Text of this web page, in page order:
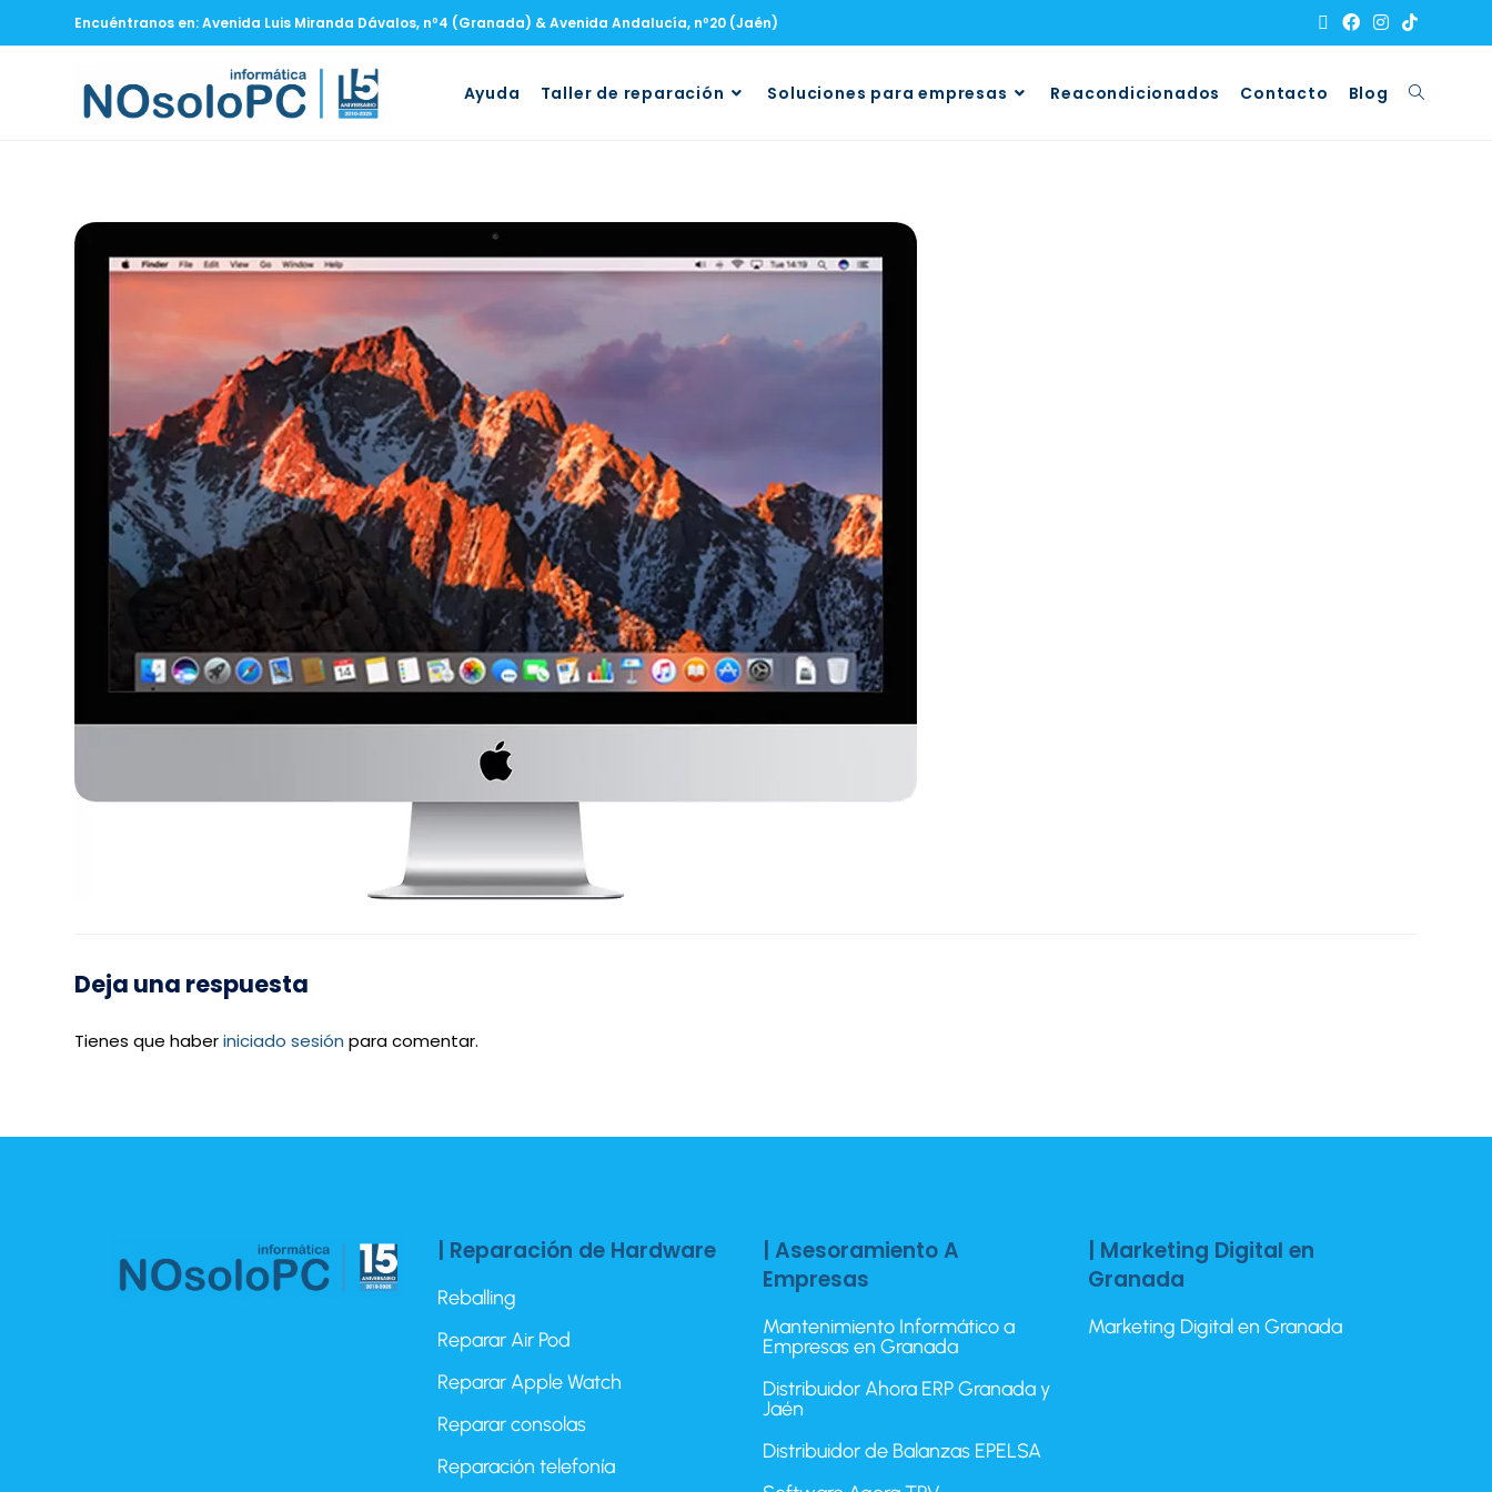
Encuéntranos en: Avenida Luis Miranda Dávalos, nº4 (Granada) & Avenida Andalucía, nº20 (Jaén)
Ayuda Taller de reparación Soluciones para empresas Reacondicionados Contacto Blog
Deja una respuesta
Tienes que haberiniciado sesión para comentar.
| Reparación de Hardware
Reballing
Reparar Air Pod
Reparar Apple Watch
Reparar consolas
Reparación telefonía
| Asesoramiento A
Empresas
Mantenimiento Informático a
Empresas en Granada
Distribuidor Ahora ERP Granada y
Jaén
Distribuidor de Balanzas EPELSA
| Marketing Digital en
Granada
Marketing Digital en Granada